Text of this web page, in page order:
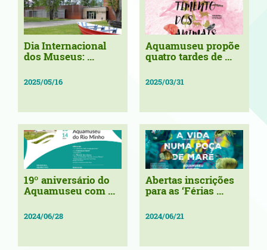
Dia Internacional
dos Museus: ...
2025/05/16
Aquamuseu propõe
quatro tardes de ...
2025/03/31
19º aniversário do
Aquamuseu com ...
2024/06/28
Abertas inscrições
para as ‘Férias ...
2024/06/21